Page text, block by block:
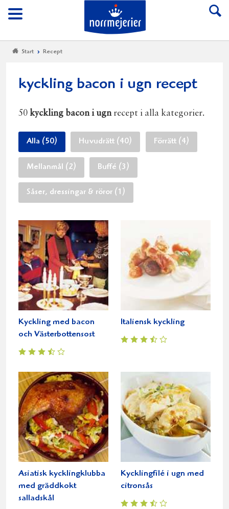
Meny
Till Norrmejerier
Start Recept
kyckling bacon i ugn recept
50 kyckling bacon i ugnrecept i alla kategorier.
Alla (50) Huvudrätt (40) Förrätt (4)
Mellanmål (2) Buffé (3)
Såser, dressingar & röror (1)
Kyckling med bacon
och Västerbottensost
Italiensk kyckling
Asiatisk kycklingklubba
med gräddkokt
salladskål
Kycklingfilé i ugn med
citronsås